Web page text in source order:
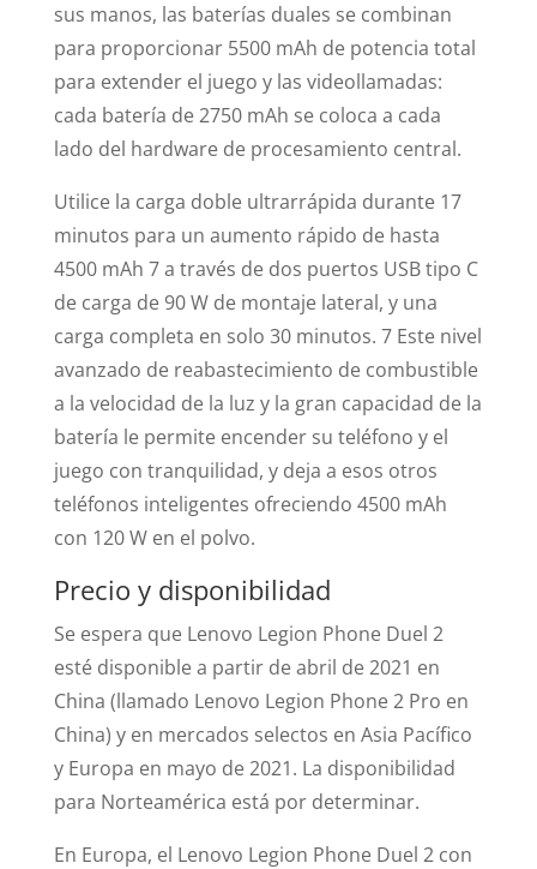
sus manos, las baterías duales se combinan
para proporcionar 5500 mAh de potencia total
para extender el juego y las videollamadas:
cada batería de 2750 mAh se coloca a cada
lado del hardware de procesamiento central.
Utilice la carga doble ultrarrápida durante 17
minutos para un aumento rápido de hasta
4500 mAh 7 a través de dos puertos USB tipo C
de carga de 90 W de montaje lateral, y una
carga completa en solo 30 minutos. 7 Este nivel
avanzado de reabastecimiento de combustible
a la velocidad de la luz y la gran capacidad de la
batería le permite encender su teléfono y el
juego con tranquilidad, y deja a esos otros
teléfonos inteligentes ofreciendo 4500 mAh
con 120 W en el polvo.
Precio y disponibilidad
Se espera que Lenovo Legion Phone Duel 2
esté disponible a partir de abril de 2021 en
China (llamado Lenovo Legion Phone 2 Pro en
China) y en mercados selectos en Asia Pacífico
y Europa en mayo de 2021. La disponibilidad
para Norteamérica está por determinar.
En Europa, el Lenovo Legion Phone Duel 2 con